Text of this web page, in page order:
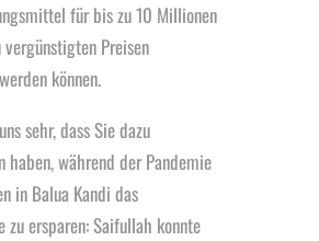
für bis zu 10 Millionen
Preisen
können.
sehr, dass Sie dazu
haben, während der Pandemie
in Balua Kandi das
zu ersparen: Saifullah konnte